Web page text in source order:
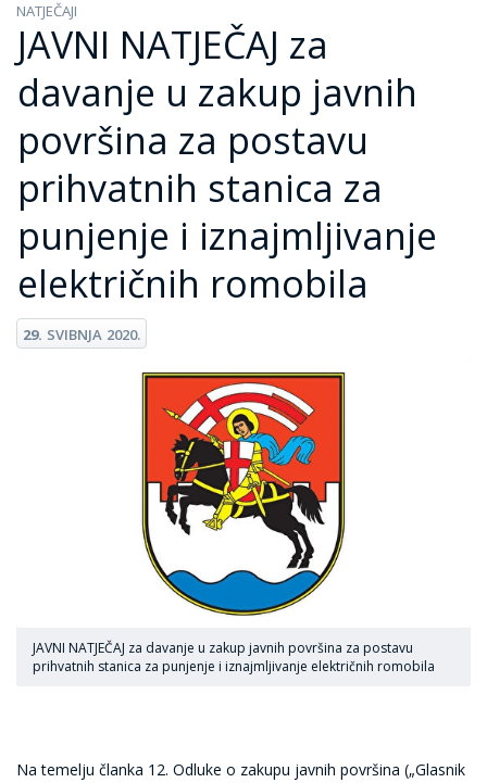
NATJEČAJI
JAVNI NATJEČAJ za
davanje u zakup javnih
površina za postavu
prihvatnih stanica za
punjenje i iznajmljivanje
električnih romobila
29. SVIBNJA 2020.
JAVNI NATJEČAJ za davanje u zakup javnih površina za postavu
prihvatnih stanica za punjenje i iznajmljivanje električnih romobila
Na temelju članka 12. Odluke o zakupu javnih površina („Glasnik